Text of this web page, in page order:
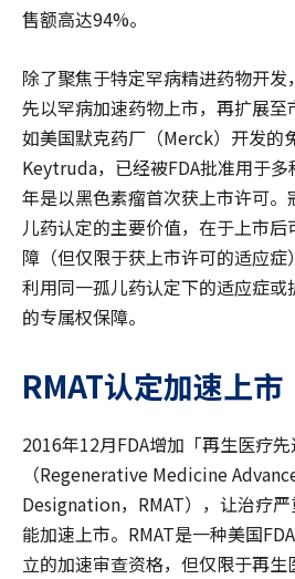
售额高达94%。
除了聚焦于特定罕病精进药物开
先以罕病加速药物上市，再扩展
如美国默克药厂（Merck）开发的
Keytruda，已经被FDA批准用于
年是以黑色素瘤首次获上市许可
儿药认定的主要价值，在于上市
障（但仅限于获上市许可的适应
利用同一孤儿药认定下的适应症
的专属权保障。
RMAT认定加速上市
2016年12月FDA增加「再生医疗先
（Regenerative Medicine
Designation，RMAT），让治疗
能加速上市。RMAT是一种美国
立的加速审查资格，但仅限于再